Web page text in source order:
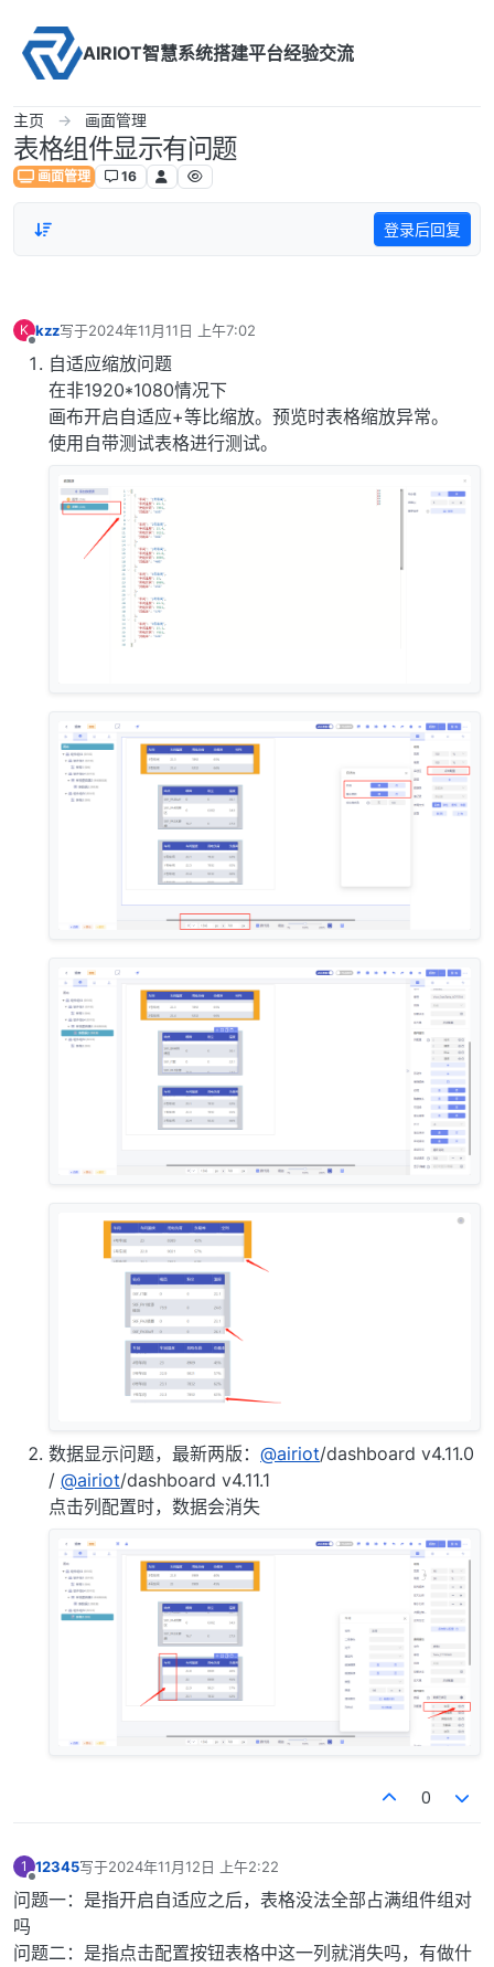
AIRIOT智慧系统搭建平台经验交流
主页 画面管理
表格组件显示有问题
画面管理 16
登录后回复
K
离线
kzz写于2024年11月11日 上午7:02
最后由 编辑
自适应缩放问题
在非1920*1080情况下
画布开启自适应+等比缩放。预览时表格缩放异常。
使用自带测试表格进行测试。
数据显示问题，最新两版： @airiot/dashboard v4.11.0
/ @airiot/dashboard v4.11.1
点击列配置时，数据会消失
0
1 12345写于2024年11月12日 上午2:22
最后由 编辑
问题一：是指开启自适应之后，表格没法全部占满组件组对
吗
问题二：是指点击配置按钮表格中这一列就消失吗，有做什